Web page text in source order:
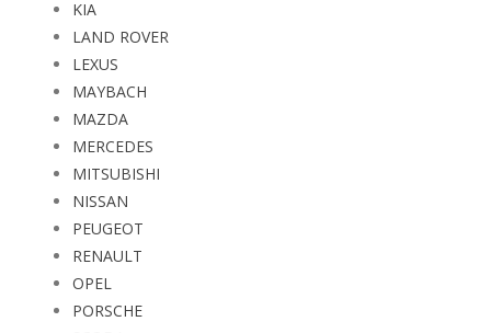
KIA
LAND ROVER
LEXUS
MAYBACH
MAZDA
MERCEDES
MITSUBISHI
NISSAN
PEUGEOT
RENAULT
OPEL
PORSCHE